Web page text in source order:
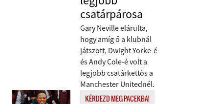
csatárpárosa
Gary Neville elárulta,
hogy amíg ő a klubnál
játszott, Dwight Yorke-é
és Andy Cole-é volt a
legjobb csatárkettős a
Manchester Unitednél.
KÉRDEZD MEG PACEKBA!